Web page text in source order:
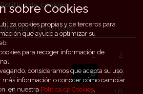
Política de cookies
y eventos
1
2
5 6 7 8
9
sobre Cookies
cookies propias y de terceros para
que ayude a optimizar su
para recoger información de
consideramos que acepta su uso.
más información o conocer cómo cambiar
en nuestraPolítica de Cookies.